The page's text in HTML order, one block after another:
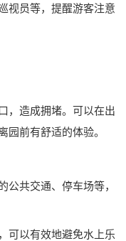
视员等，提醒游客注意
，造成拥堵。可以在出
园前有舒适的体验。
公共交通、停车场等，
可以有效地避免水上乐